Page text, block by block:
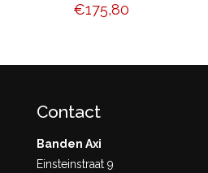
€175,80
Contact
Banden Axi
Einsteinstraat 9